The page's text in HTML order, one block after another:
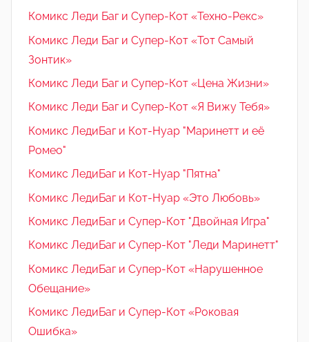
Комикс Леди Баг и Супер-Кот «Техно-Рекс»
Комикс Леди Баг и Супер-Кот «Тот Самый
Зонтик»
Комикс Леди Баг и Супер-Кот «Цена Жизни»
Комикс Леди Баг и Супер-Кот «Я Вижу Тебя»
Комикс ЛедиБаг и Кот-Нуар "Маринетт и её
Ромео"
Комикс ЛедиБаг и Кот-Нуар "Пятна"
Комикс ЛедиБаг и Кот-Нуар «Это Любовь»
Комикс ЛедиБаг и Супер-Кот "Двойная Игра"
Комикс ЛедиБаг и Супер-Кот "Леди Маринетт"
Комикс ЛедиБаг и Супер-Кот «Нарушенное
Обещание»
Комикс ЛедиБаг и Супер-Кот «Роковая
Ошибка»